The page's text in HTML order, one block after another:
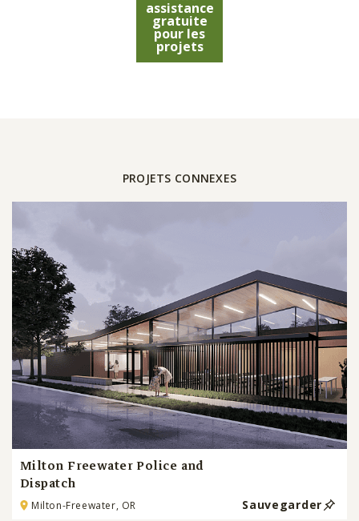
assistance
gratuite
pour les
projets
PROJETS CONNEXES
Milton Freewater Police and
Dispatch
Milton-Freewater, OR Sauvegarder